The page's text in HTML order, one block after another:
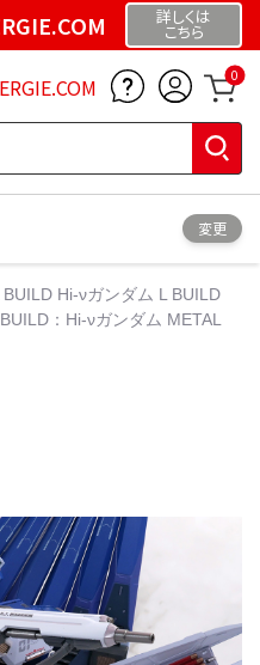
詳しくは
こちら
0
変更
BUILD Hi-νガンダム L BUILD
：Hi-νガンダム METAL